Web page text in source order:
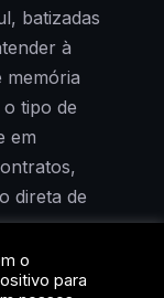
batizadas
à
memória
tipo de
em
direta de
junho, a
o
para